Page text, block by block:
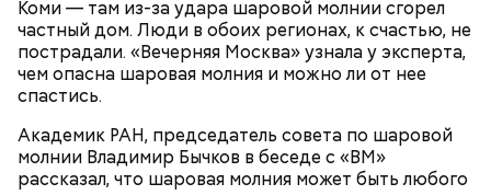
Коми — там из-за удара шаровой молнии сгорел
частный дом. Люди в обоих регионах, к счастью, не
пострадали. «Вечерняя Москва» узнала у эксперта,
чем опасна шаровая молния и можно ли от нее
спастись.
Академик РАН, председатель совета по шаровой
молнии Владимир Бычков в беседе с «ВМ»
рассказал, что шаровая молния может быть любого
Поэтому он не испытывал страха.
За свою земную жизнь он совершил множество
добрых дел во славу Божию.